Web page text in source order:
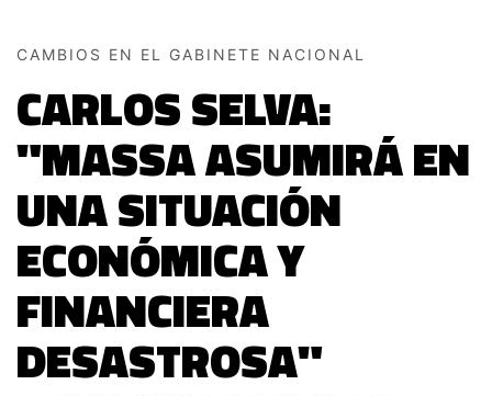
CAMBIOS EN EL GABINETE NACIONAL
CARLOS SELVA:
"MASSA ASUMIRÁ EN
UNA SITUACIÓN
ECONÓMICA Y
FINANCIERA
DESASTROSA"